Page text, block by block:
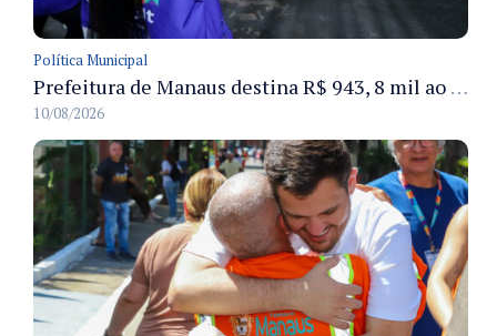
Política Municipal
Prefeitura de Manaus destina R$ 943, 8 mil ao Festival Folclórico do Amazonas para a categoria Ouro e seis bois-bumbás
10/08/2026